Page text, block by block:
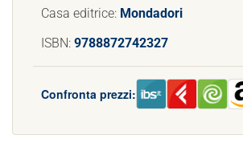
Casa editrice: Mondadori
ISBN: 9788872742327
Confronta prezzi: